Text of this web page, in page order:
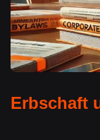
Erbschaft